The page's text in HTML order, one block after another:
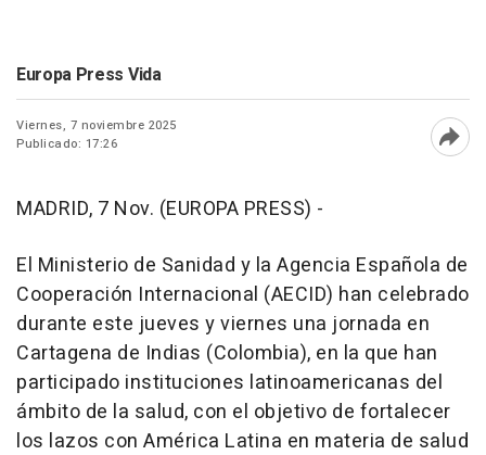
Europa Press Vida
Viernes, 7 noviembre 2025
Publicado: 17:26
MADRID, 7 Nov. (EUROPA PRESS) -
El Ministerio de Sanidad y la Agencia Española de
Cooperación Internacional (AECID) han celebrado
durante este jueves y viernes una jornada en
Cartagena de Indias (Colombia), en la que han
participado instituciones latinoamericanas del
ámbito de la salud, con el objetivo de fortalecer
los lazos con América Latina en materia de salud